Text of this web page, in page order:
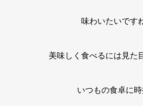
味わいたいです
美味しく食べるには見た
いつもの食卓に